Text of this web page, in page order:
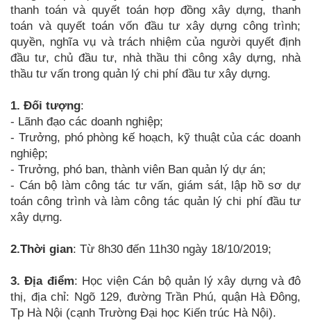
thanh toán và quyết toán hợp đồng xây dựng, thanh
toán và quyết toán vốn đầu tư xây dựng công trình;
quyền, nghĩa vụ và trách nhiệm của người quyết định
đầu tư, chủ đầu tư, nhà thầu thi công xây dựng, nhà
thầu tư vấn trong quản lý chi phí đầu tư xây dựng.
1. Đối tượng:
- Lãnh đạo các doanh nghiệp;
- Trưởng, phó phòng kế hoạch, kỹ thuật của các doanh
nghiệp;
- Trưởng, phó ban, thành viên Ban quản lý dự án;
- Cán bộ làm công tác tư vấn, giám sát, lập hồ sơ dự
toán công trình và làm công tác quản lý chi phí đầu tư
xây dựng.
2.Thời gian: Từ 8h30 đến 11h30 ngày 18/10/2019;
3. Địa điểm: Học viện Cán bộ quản lý xây dựng và đô
thị, địa chỉ: Ngõ 129, đường Trần Phú, quận Hà Đông,
Tp Hà Nội (cạnh Trường Đại học Kiến trúc Hà Nội).